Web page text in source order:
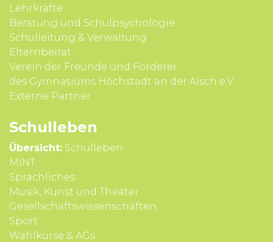
Lehrkräfte
Beratung und Schul­psycho­logie
Schul­leitung & Verwal­tung
Eltern­beirat
Verein der Freunde und Förderer
des Gymnasiums Höchstadt an der Aisch e.V.
Externe Partner
Schul­leben
Übersicht: Schulleben
MINT
Sprach­liches
Musik, Kunst und Theater
Gesell­schafts­wissen­schaften
Sport
Wahl­kurse & AGs